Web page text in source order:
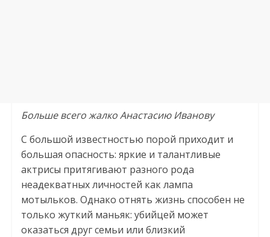
Больше всего жалко Анастасию Иванову
С большой известностью порой приходит и
большая опасность: яркие и талантливые
актрисы притягивают разного рода
неадекватных личностей как лампа
мотыльков. Однако отнять жизнь способен не
только жуткий маньяк: убийцей может
оказаться друг семьи или близкий